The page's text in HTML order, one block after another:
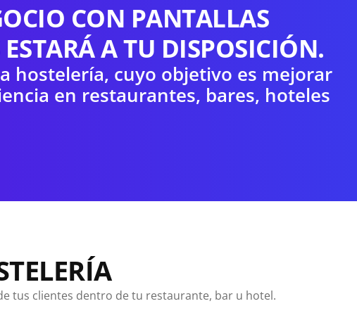
CON PANTALLAS
A TU DISPOSICIÓN.
hostelería, cuyo objetivo es mejorar
en restaurantes, bares, hoteles
tus clientes dentro de tu restaurante, bar u hotel.